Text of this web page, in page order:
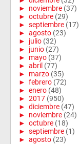
► noviembre (37)
► octubre (29)
► septiembre (17)
► agosto (23)
► julio (32)
► junio (27)
► mayo (37)
► abril (77)
► marzo (35)
► febrero (72)
► enero (48)
► 2017 (950)
► diciembre (47)
► noviembre (24)
► octubre (18)
► septiembre (1)
► agosto (23)